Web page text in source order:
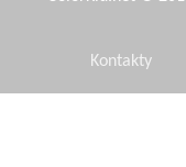
Kontakty